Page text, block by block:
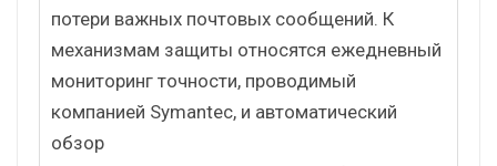
потери важных почтовых сообщений. К
механизмам защиты относятся ежедневный
мониторинг точности, проводимый
компанией Symantec, и автоматический
обзор